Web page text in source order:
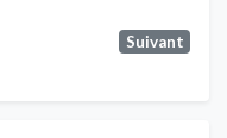
Suivant